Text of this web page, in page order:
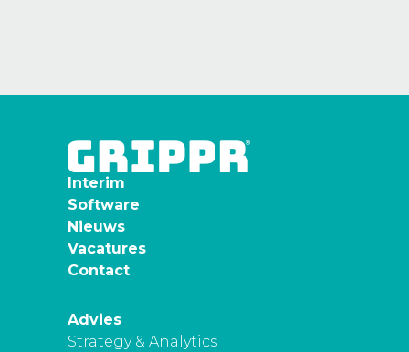
Interim
Software
Nieuws
Vacatures
Contact
Advies
Strategy & Analytics